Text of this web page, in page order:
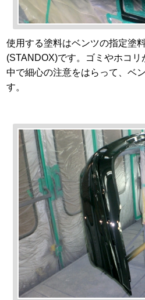
使用する塗料はベンツの指定塗
(STANDOX)です。ゴミやホコ
中で細心の注意をはらって、ベ
す。